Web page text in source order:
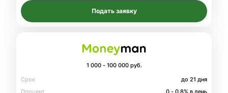
Подать заявку
1 000 - 100 000 руб.
Срок
до 21 дня
Процент
0 - 0.8% в день